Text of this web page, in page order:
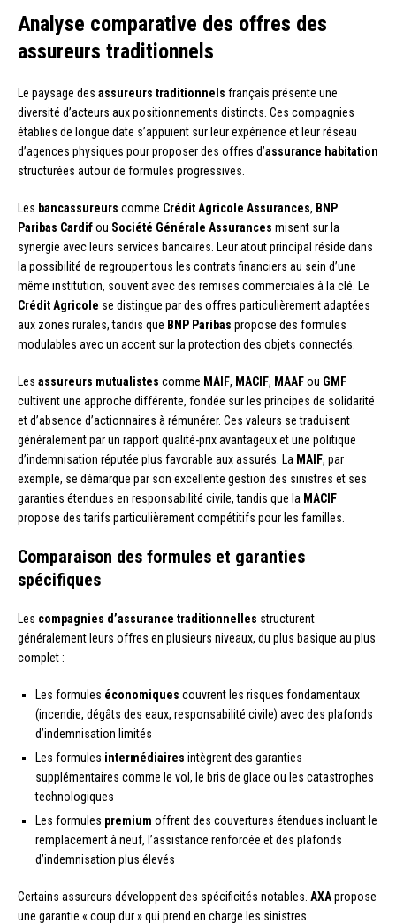
Analyse comparative des offres des
assureurs traditionnels
Le paysage des assureurs traditionnels français présente une
diversité d’acteurs aux positionnements distincts. Ces compagnies
établies de longue date s’appuient sur leur expérience et leur réseau
d’agences physiques pour proposer des offres d’assurance habitation
structurées autour de formules progressives.
Les bancassureurs comme Crédit Agricole Assurances, BNP
Paribas Cardifou Société Générale Assurances misent sur la
synergie avec leurs services bancaires. Leur atout principal réside dans
la possibilité de regrouper tous les contrats financiers au sein d’une
même institution, souvent avec des remises commerciales à la clé. Le
Crédit Agricole se distingue par des offres particulièrement adaptées
aux zones rurales, tandis que BNP Paribas propose des formules
modulables avec un accent sur la protection des objets connectés.
Les assureurs mutualistes comme MAIF, MACIF, MAAFou GMF
cultivent une approche différente, fondée sur les principes de solidarité
et d’absence d’actionnaires à rémunérer. Ces valeurs se traduisent
généralement par un rapport qualité-prix avantageux et une politique
d’indemnisation réputée plus favorable aux assurés. La MAIF, par
exemple, se démarque par son excellente gestion des sinistres et ses
garanties étendues en responsabilité civile, tandis que la MACIF
propose des tarifs particulièrement compétitifs pour les familles.
Comparaison des formules et garanties
spécifiques
Les compagnies d’assurance traditionnelles structurent
généralement leurs offres en plusieurs niveaux, du plus basique au plus
complet :
Les formules économiques couvrent les risques fondamentaux
(incendie, dégâts des eaux, responsabilité civile) avec des plafonds
d’indemnisation limités
Les formules intermédiaires intègrent des garanties
supplémentaires comme le vol, le bris de glace ou les catastrophes
technologiques
Les formules premium offrent des couvertures étendues incluant le
remplacement à neuf, l’assistance renforcée et des plafonds
d’indemnisation plus élevés
Certains assureurs développent des spécificités notables. AXApropose
une garantie « coup dur » qui prend en charge les sinistres